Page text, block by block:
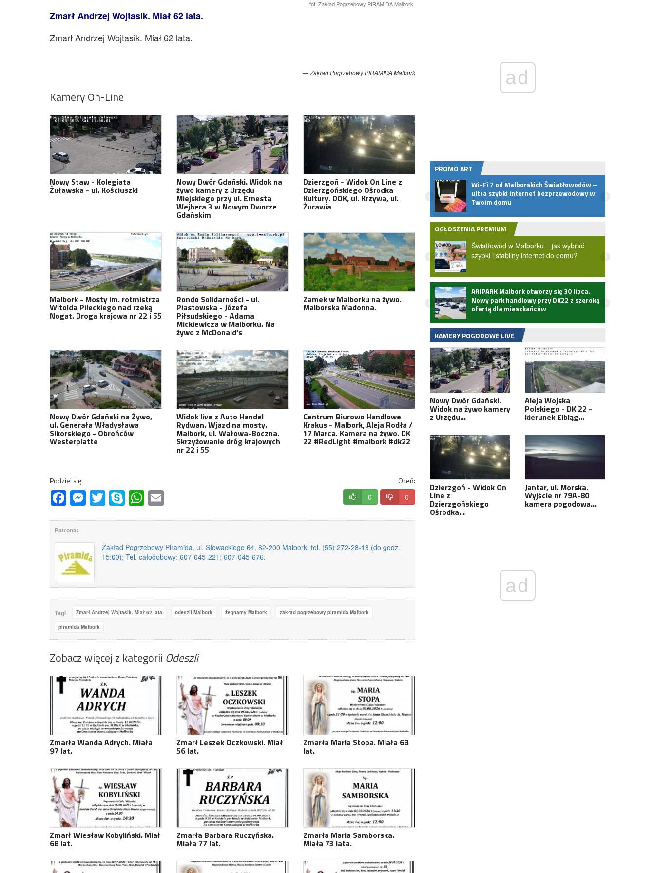
fot. Zakład Pogrzebowy PIRAMIDA Malbork
Zmarł Andrzej Wojtasik. Miał 62 lata.
Zmarł Andrzej Wojtasik. Miał 62 lata.
Zakład Pogrzebowy PIRAMIDA Malbork
Kamery On-Line
Nowy Staw - Kolegiata
Żuławska - ul. Kościuszki
Nowy Dwór Gdański. Widok na
żywo kamery z Urzędu
Miejskiego przy ul. Ernesta
Wejhera 3 w Nowym Dworze
Gdańskim
Dzierzgoń - Widok On Line z
Dzierzgońskiego Ośrodka
Kultury. DOK, ul. Krzywa, ul.
Żurawia
Malbork - Mosty im. rotmistrza
Witolda Pileckiego nad rzeką
Nogat. Droga krajowa nr 22 i 55
Rondo Solidarności - ul.
Piastowska - Józefa
Piłsudskiego - Adama
Mickiewicza w Malborku. Na
żywo z McDonald's
Zamek w Malborku na żywo.
Malborska Madonna.
Nowy Dwór Gdański na Żywo,
ul. Generała Władysława
Sikorskiego - Obrońców
Westerplatte
Widok live z Auto Handel
Rydwan. Wjazd na mosty.
Malbork, ul. Wałowa-Boczna.
Skrzyżowanie dróg krajowych
nr 22 i 55
Centrum Biurowo Handlowe
Krakus - Malbork, Aleja Rodła /
17 Marca. Kamera na żywo. DK
22 #RedLight #malbork #dk22
Podziel się:
FacebookMessenger
Twitter Skype WhatsApp
Oceń:
0 0
Patronat
Zakład Pogrzebowy Piramida, ul. Słowackiego 64, 82-200 Malbork; tel. (55) 272-28-13 (do godz.
15:00); Tel. całodobowy: 607-045-221; 607-045-676.
Tagi Zmarł Andrzej Wojtasik. Miał 62 lata odeszli Malbork żegnamy Malbork zakład pogrzebowy piramida Malbork
piramida Malbork
Zobacz więcej z kategorii Odeszli
Zmarła Wanda Adrych. Miała
97 lat.
Zmarł Leszek Oczkowski. Miał
56 lat.
Zmarła Maria Stopa. Miała 68
lat.
Zmarł Wiesław Kobyliński. Miał
68 lat.
Zmarła Barbara Ruczyńska.
Miała 77 lat.
Zmarła Maria Samborska.
Miała 73 lata.
ad
PROMO ART
Osiedle Słoneczne Bis we Fromborku z
dostępem do superszybkiego
światłowodu. Mieszkańcy skorzystają z
internetu i…
Wi-Fi 7 od Malborskich Światłowodów –
ultra szybki internet bezprzewodowy w
Twoim domu
OGŁOSZENIA PREMIUM
Światłowód w Malborku – jak wybrać
szybki i stabilny internet do domu?
Nielegalna bimbrownia zlikwidowana na
Pomorzu. KAS i Żandarmeria Wojskowa
zatrzymały dwie osoby
ARIPARK Malbork otworzy się 30 lipca.
Nowy park handlowy przy DK22 z szeroką
ofertą dla mieszkańców
KAMERY POGODOWE LIVE
Nowy Dwór Gdański.
Widok na żywo kamery
z Urzędu…
Aleja Wojska
Polskiego - DK 22 -
kierunek Elbląg…
Dzierzgoń - Widok On
Line z
Dzierzgońskiego
Ośrodka…
Jantar, ul. Morska.
Wyjście nr 79A-80
kamera pogodowa…
ad